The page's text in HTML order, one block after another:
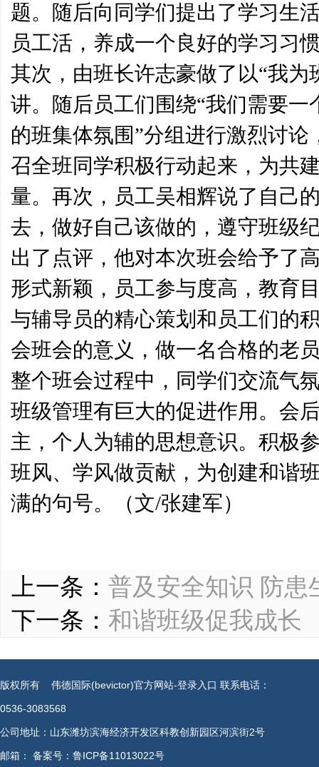
题。随后向同学们提出了学习生
员工活，养成一个良好的学习习
其次，由班长许志豪做了以“我
讲。随后员工们围绕“我们需要
的班集体氛围”分组进行激烈讨
召全班同学积极行动起来，为共
量。再次，员工吴相辉说了自己
去，做好自己该做的，遵守班级
出了点评，他对本次班会给予了
形式新颖，员工参与度高，教育
与辅导员的精心策划和员工们的
会班会的意义，做一名合格的老
整个班会过程中，同学们交流气
班级管理有巨大的促进作用。会
主，个人为辅的思想意识。积极
班风、学风做贡献，为创建和谐
满的句号。（文/张建军）
上一条： 普及安全知识 防患
下一条： 和谐班级促我成长
版权所有 伟德国际(bevictor)官方网站-登录入口 联系电话：
0536-3083568
公司地址：山东潍坊滨海经济开发区科教创新园区河滨街2号
邮箱： 备案号：鲁ICP备11013022号